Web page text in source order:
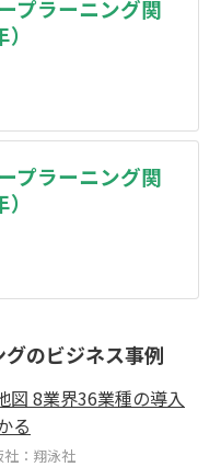
プラーニング関
プラーニング関
のビジネス事例
図 8業界36業種の導入
る
社：翔泳社